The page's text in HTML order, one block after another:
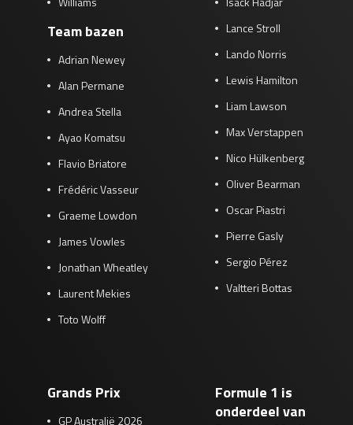
Team bazen
Adrian Newey
Alan Permane
Andrea Stella
Ayao Komatsu
Flavio Briatore
Frédéric Vasseur
Graeme Lowdon
James Vowles
Jonathan Wheatley
Laurent Mekies
Toto Wolff
Lance Stroll
Lando Norris
Lewis Hamilton
Liam Lawson
Max Verstappen
Nico Hülkenberg
Oliver Bearman
Oscar Piastri
Pierre Gasly
Sergio Pérez
Valtteri Bottas
Grands Prix
GP Australië 2026
Formule 1 is
onderdeel van